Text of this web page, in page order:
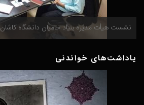
نشست هیأت مدیره بنیاد حامیان دانشگاه کاشان 25 خرداد 1405
یاداشت‌های خواندنی